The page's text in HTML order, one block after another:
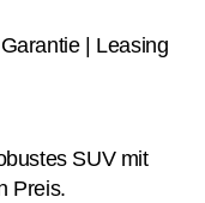
| Leasing
SUV mit
Preis.